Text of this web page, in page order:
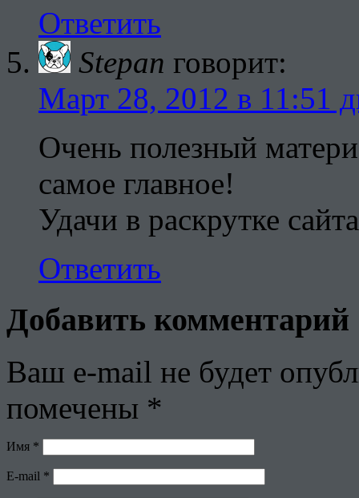
Ответить
Stepan говорит:
Март 28, 2012 в 11:51
Очень полезный
самое главное!
Удачи в раскрутке
Ответить
Добавить комментарий
Ваш e-mail не будет
помечены *
Имя *
E-mail *